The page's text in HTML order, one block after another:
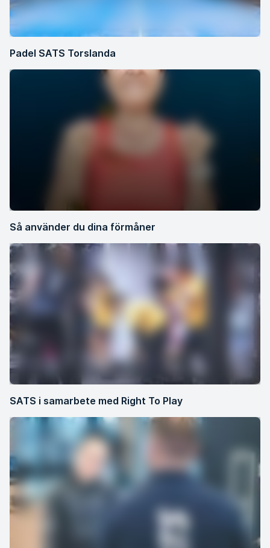
Padel SATS Torslanda
Så använder du dina förmåner
SATS i samarbete med Right To Play